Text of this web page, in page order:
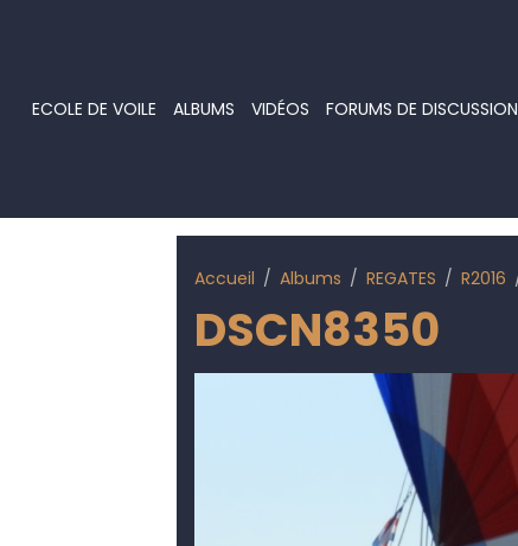
ECOLE DE VOILE ALBUMS VIDÉOS FORUMS DE DISCUSSION
Accueil Albums REGATES R2016
DSCN8350